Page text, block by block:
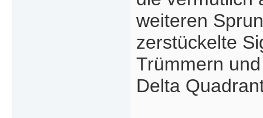
weiteren
zerstückelte
Trümmern
Delta